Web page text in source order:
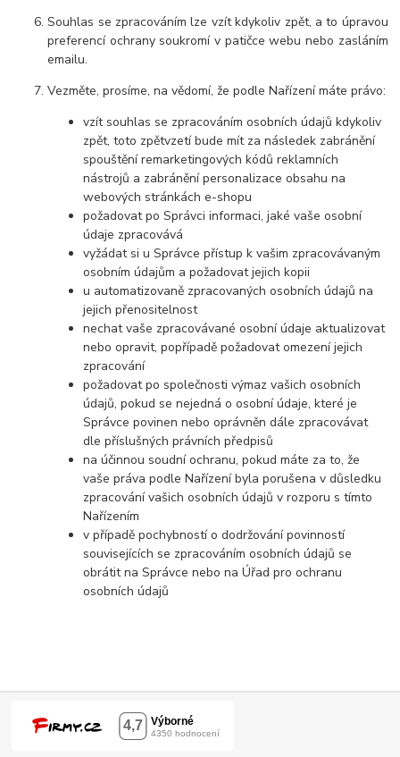
Souhlas se zpracováním lze vzít kdykoliv zpět, a to úpravou
preferencí ochrany soukromí v patičce webu nebo zasláním
emailu.
Vezměte, prosíme, na vědomí, že podle Nařízení máte právo:
vzít souhlas se zpracováním osobních údajů kdykoliv
zpět, toto zpětvzetí bude mít za následek zabránění
spouštění remarketingových kódů reklamních
nástrojů a zabránění personalizace obsahu na
webových stránkách e-shopu
požadovat po Správci informaci, jaké vaše osobní
údaje zpracovává
vyžádat si u Správce přístup k vašim zpracovávaným
osobním údajům a požadovat jejich kopii
u automatizovaně zpracovaných osobních údajů na
jejich přenositelnost
nechat vaše zpracovávané osobní údaje aktualizovat
nebo opravit, popřípadě požadovat omezení jejich
zpracování
požadovat po společnosti výmaz vašich osobních
údajů, pokud se nejedná o osobní údaje, které je
Správce povinen nebo oprávněn dále zpracovávat
dle příslušných právních předpisů
na účinnou soudní ochranu, pokud máte za to, že
vaše práva podle Nařízení byla porušena v důsledku
zpracování vašich osobních údajů v rozporu s tímto
Nařízením
v případě pochybností o dodržování povinností
souvisejících se zpracováním osobních údajů se
obrátit na Správce nebo na Úřad pro ochranu
osobních údajů